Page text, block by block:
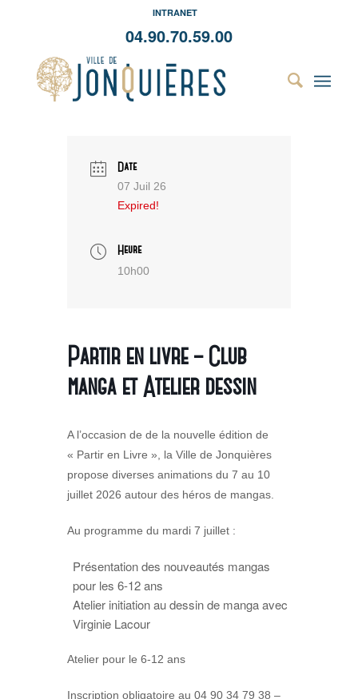
INTRANET
04.90.70.59.00
Date
07 Juil 26
Expired!
Heure
10h00
Partir en livre – Club
manga et Atelier dessin
A l’occasion de de la nouvelle édition de
« Partir en Livre », la Ville de Jonquières
propose diverses animations du 7 au 10
juillet 2026 autour des héros de mangas.
Au programme du mardi 7 juillet :
Présentation des nouveautés mangas
pour les 6-12 ans
Atelier initiation au dessin de manga avec
Virginie Lacour
Atelier pour le 6-12 ans
Inscription obligatoire au 04 90 34 79 38 –